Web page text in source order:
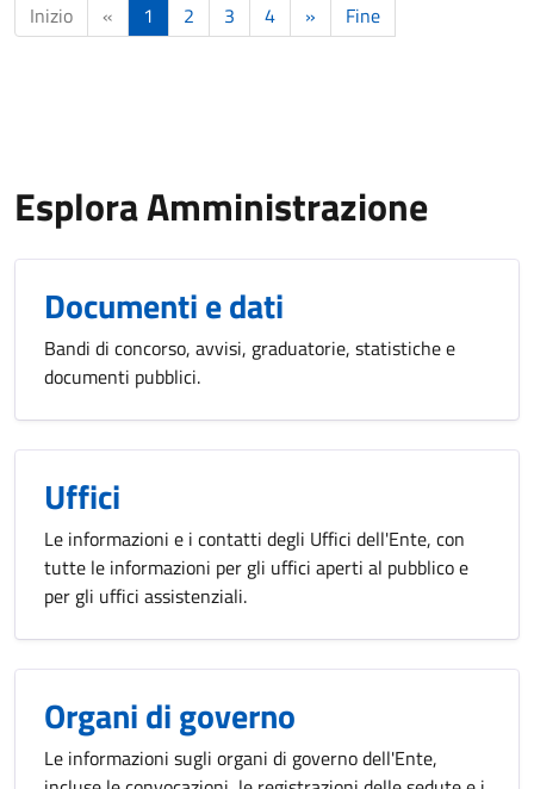
Inizio « 1 2 3 4 » Fine
Esplora Amministrazione
Documenti e dati
Bandi di concorso, avvisi, graduatorie, statistiche e
documenti pubblici.
Uffici
Le informazioni e i contatti degli Uffici dell'Ente, con
tutte le informazioni per gli uffici aperti al pubblico e
per gli uffici assistenziali.
Organi di governo
Le informazioni sugli organi di governo dell'Ente,